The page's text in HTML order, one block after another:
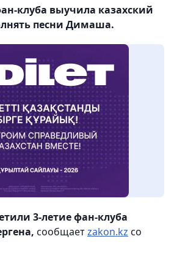
клуба выучила казахский
песни Димаша.
3-летие фан-клуба
сообщаетzakon.kz со